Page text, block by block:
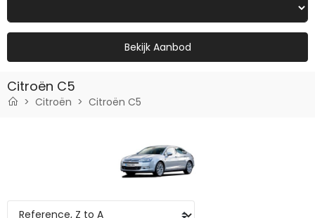
Bekijk Aanbod
Citroën C5
Citroën Citroën C5